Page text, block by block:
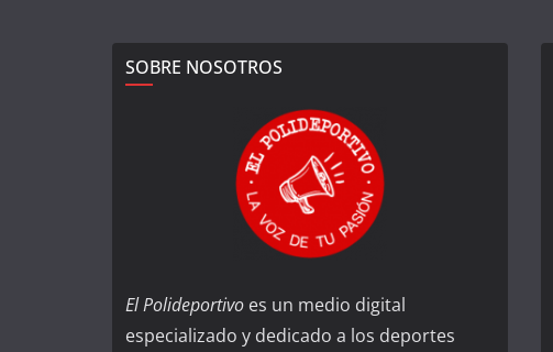
SOBRE NOSOTROS
El Polideportivo es un medio digital
especializado y dedicado a los deportes